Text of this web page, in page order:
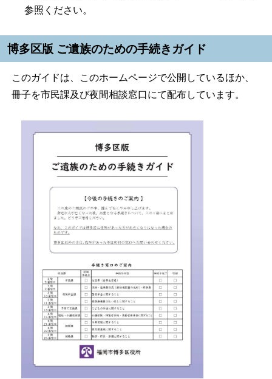
参照ください。
博多区版 ご遺族のための手続きガイド
このガイドは、このホームページで公開しているほか、
冊子を市民課及び夜間相談窓口にて配布しています。